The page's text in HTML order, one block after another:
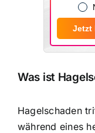
Jetzt
Was ist
Hagelschaden
während eines